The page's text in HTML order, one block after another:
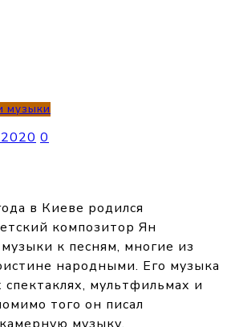
музыки
0
в Киеве родился
композитор Ян
к песням, многие из
народными. Его музыка
мультфильмах и
того он писал